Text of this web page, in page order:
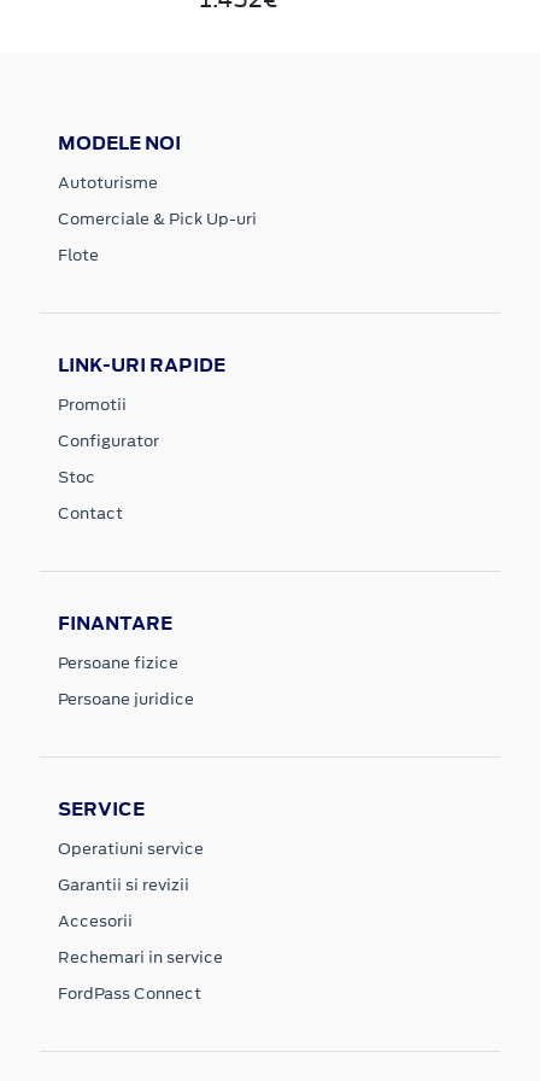
MODELE NOI
Autoturisme
Comerciale & Pick Up-uri
Flote
LINK-URI RAPIDE
Promotii
Configurator
Stoc
Contact
FINANTARE
Persoane fizice
Persoane juridice
SERVICE
Operatiuni service
Garantii si revizii
Accesorii
Rechemari in service
FordPass Connect